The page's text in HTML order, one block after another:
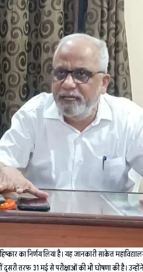
का निर्णय लिया है। यह जानकारी साकेत
तरफ 31 मई से परीक्षाओं की भी घोषणा की है।